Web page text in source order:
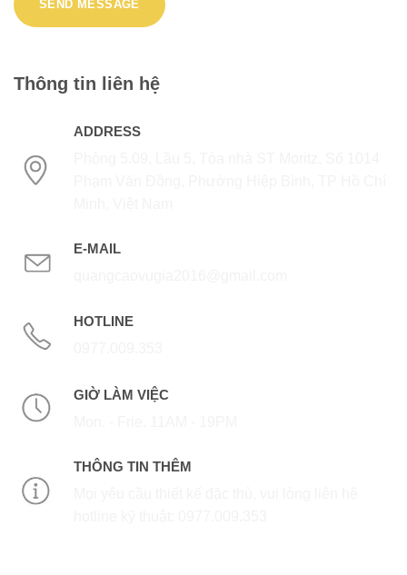
Thông tin liên hệ
ADDRESS
E-MAIL
HOTLINE
GIỜ LÀM VIỆC
THÔNG TIN THÊM